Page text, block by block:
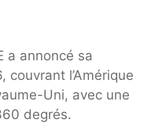
a annoncé sa
couvrant l’Amérique
Uni, avec une
degrés.